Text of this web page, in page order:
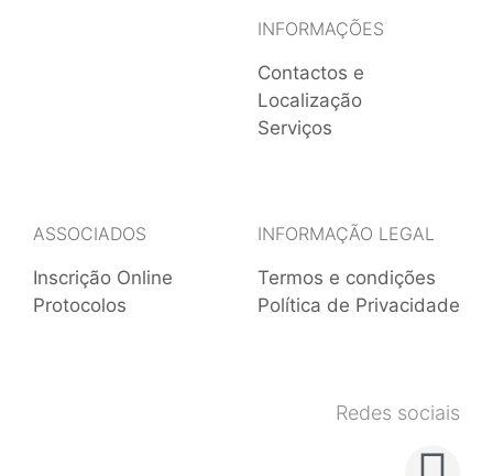
INFORMAÇÕES
Contactos e
Localização
Serviços
ASSOCIADOS
Inscrição Online
Protocolos
INFORMAÇÃO LEGAL
Termos e condições
Política de Privacidade
Redes sociais